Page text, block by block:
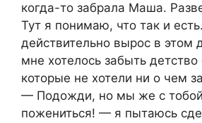
когда-то забрала Маша.
Тут я понимаю, что так и
действительно вырос в этом
мне хотелось забыть детство
которые не хотели ни о чем
— Подожди, но мы же с
пожениться! — я пытаюсь